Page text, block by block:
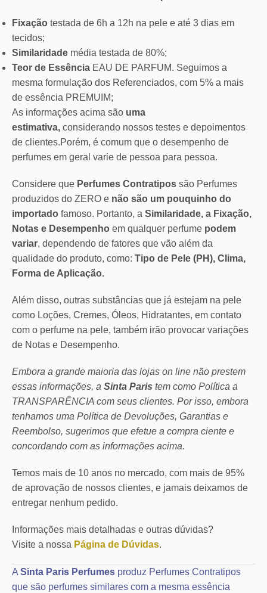
Fixação testada de 6h a 12h na pele e até 3 dias em
tecidos;
Similaridade média testada de 80%;
Teor de Essência EAU DE PARFUM. Seguimos a
mesma formulação dos Referenciados, com 5% a mais
de essência PREMUIM;
As informações acima são uma
estimativa, considerando nossos testes e depoimentos
de clientes.Porém, é comum que o desempenho de
perfumes em geral varie de pessoa para pessoa.
Considere que Perfumes Contratipos são Perfumes
produzidos do ZERO e não são um pouquinho do
importado famoso. Portanto, a Similaridade, a Fixação,
Notas e Desempenho em qualquer perfume podem
variar, dependendo de fatores que vão além da
qualidade do produto, como: Tipo de Pele (PH), Clima,
Forma de Aplicação.
Além disso, outras substâncias que já estejam na pele
como Loções, Cremes, Óleos, Hidratantes, em contato
com o perfume na pele, também irão provocar variações
de Notas e Desempenho.
Embora a grande maioria das lojas on line não prestem
essas informações, a Sinta Paris tem como Política a
TRANSPARÊNCIA com seus clientes. Por isso, embora
tenhamos uma Política de Devoluções, Garantias e
Reembolso, sugerimos que efetue a compra ciente e
concordando com as informações acima.
Temos mais de 10 anos no mercado, com mais de 95%
de aprovação de nossos clientes, e jamais deixamos de
entregar nenhum pedido.
Informações mais detalhadas e outras dúvidas?
Visite a nossa Página de Dúvidas.
A Sinta Paris Perfumes produz Perfumes Contratipos
que são perfumes similares com a mesma essência